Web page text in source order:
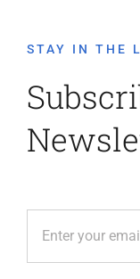
STAY IN THE